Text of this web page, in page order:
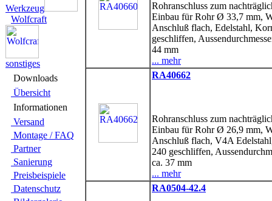
Werkzeug
Wolfcraft
sonstiges
Downloads
Übersicht
Infor­ma­tionen
Versand
Montage / FAQ
Partner
Sanie­rung
Preis­beispiele
Daten­schutz
Rohranschluss zum
Einbau für Rohr Ø 33,7 mm,
Anschluß flach, Edelstahl,
geschliffen,
44 mm
... mehr
RA40662
Rohranschluss zum
Einbau für Rohr Ø 26,9 mm,
Anschluß flach, V4A
240 geschliffen,
ca. 37 mm
... mehr
RA0504-42.4